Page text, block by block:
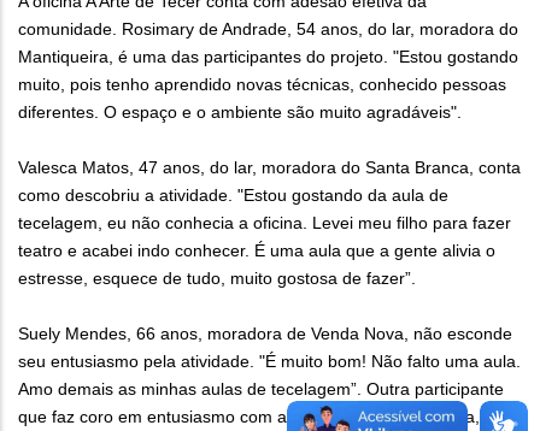
comunidade. Rosimary de Andrade, 54 anos, do lar, moradora do
Mantiqueira, é uma das participantes do projeto. "Estou gostando
muito, pois tenho aprendido novas técnicas, conhecido pessoas
diferentes. O espaço e o ambiente são muito agradáveis".
Valesca Matos, 47 anos, do lar, moradora do Santa Branca, conta
como descobriu a atividade. "Estou gostando da aula de
tecelagem, eu não conhecia a oficina. Levei meu filho para fazer
teatro e acabei indo conhecer. É uma aula que a gente alivia o
estresse, esquece de tudo, muito gostosa de fazer”.
Suely Mendes, 66 anos, moradora de Venda Nova, não esconde
seu entusiasmo pela atividade. "É muito bom! Não falto uma aula.
Amo demais as minhas aulas de tecelagem”. Outra participante
que faz coro em entusiasmo com a atração é Emiliane Silva, 26